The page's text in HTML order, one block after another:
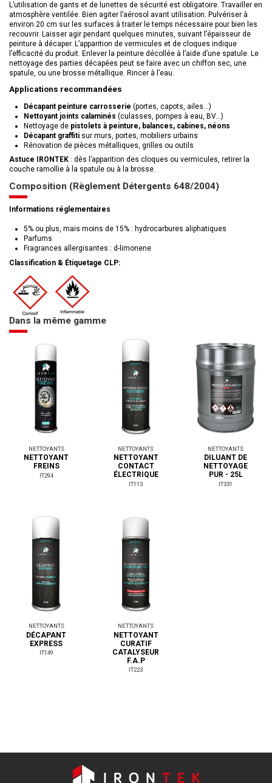
L’utilisation de gants et de lunettes de sécurité est obligatoire. Travailler en
atmosphère ventilée. Bien agiter l’aérosol avant utilisation. Pulvériser à
environ 20 cm sur les surfaces à traiter le temps nécessaire pour bien les
recouvrir. Laisser agir pendant quelques minutes, suivant l’épaisseur de
peinture à décaper. L’apparition de vermicules et de cloques indique
l’efficacité du produit. Enlever la peinture décollée à l’aide d’une spatule. Le
nettoyage des parties décapées peut se faire avec un chiffon sec, une
spatule, ou une brosse métallique. Rincer à l’eau.
Applications recommandées
Décapant peinture carrosserie (portes, capots, ailes…)
Nettoyant joints calaminés (culasses, pompes à eau, BV…)
Nettoyage de pistolets à peinture, balances, cabines, néons
Décapant graffiti sur murs, portes, mobiliers urbains
Rénovation de pièces métalliques, grilles ou outils
Astuce IRONTEK : dès l’apparition des cloques ou vermicules, retirer la
couche ramollie à la spatule ou à la brosse.
Composition (Règlement Détergents 648/2004)
Informations réglementaires
5% ou plus, mais moins de 15% : hydrocarbures aliphatiques
Parfums
Fragrances allergisantes : d-limonene
Classification & Étiquetage CLP:
Dans la même gamme
NETTOYANTS
NETTOYANT
FREINS
IT294
NETTOYANTS
NETTOYANT
CONTACT
ÉLECTRIQUE
IT113
NETTOYANTS
DILUANT DE
NETTOYAGE
PUR - 25L
IT331
NETTOYANTS
DÉCAPANT
EXPRESS
IT149
NETTOYANTS
NETTOYANT
CURATIF
CATALYSEUR
F.A.P
IT223